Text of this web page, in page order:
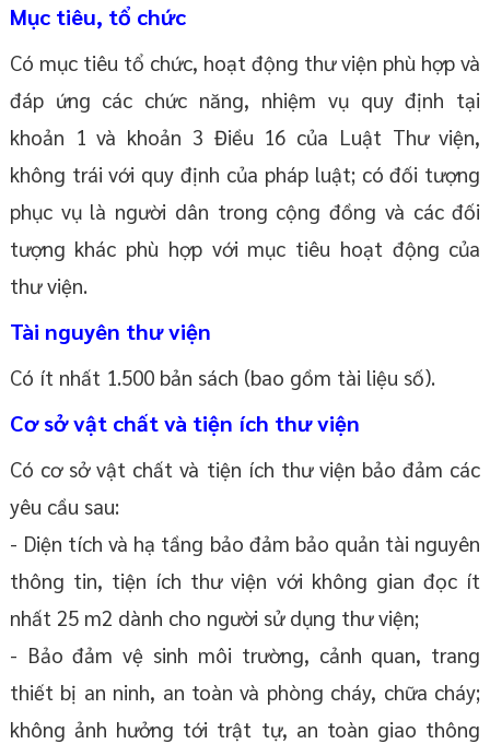
Mục tiêu, tổ chức
Có mục tiêu tổ chức, hoạt động thư viện phù hợp và
đáp ứng các chức năng, nhiệm vụ quy định tại
khoản 1 và khoản 3 Điều 16 của Luật Thư viện,
không trái với quy định của pháp luật; có đối tượng
phục vụ là người dân trong cộng đồng và các đối
tượng khác phù hợp với mục tiêu hoạt động của
thư viện.
Tài nguyên thư viện
Có ít nhất 1.500 bản sách (bao gồm tài liệu số).
Cơ sở vật chất và tiện ích thư viện
Có cơ sở vật chất và tiện ích thư viện bảo đảm các
yêu cầu sau:
- Diện tích và hạ tầng bảo đảm bảo quản tài nguyên
thông tin, tiện ích thư viện với không gian đọc ít
nhất 25 m2 dành cho người sử dụng thư viện;
- Bảo đảm vệ sinh môi trường, cảnh quan, trang
thiết bị an ninh, an toàn và phòng cháy, chữa cháy;
không ảnh hưởng tới trật tự, an toàn giao thông